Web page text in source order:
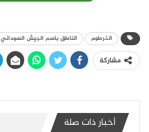
الخرطوم الناطق باسم الجيش السوداني
مشاركة
أخبار ذات صلة